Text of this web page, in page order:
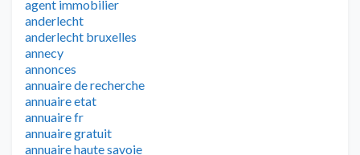
agent immobilier
anderlecht
anderlecht bruxelles
annecy
annonces
annuaire de recherche
annuaire etat
annuaire fr
annuaire gratuit
annuaire haute savoie